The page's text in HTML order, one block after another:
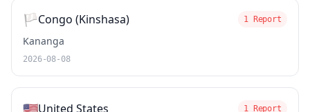
🏳️Congo (Kinshasa) 1 Report
Kananga
2026-08-08
🇺🇸United States 1 Report